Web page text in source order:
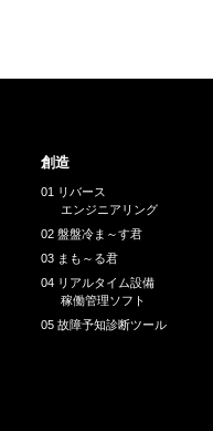
創造
01 リバース
エンジニアリング
02 盤盤冷ま～す君
03 まも～る君
04 リアルタイム設備
稼働管理ソフト
05 故障予知診断ツール